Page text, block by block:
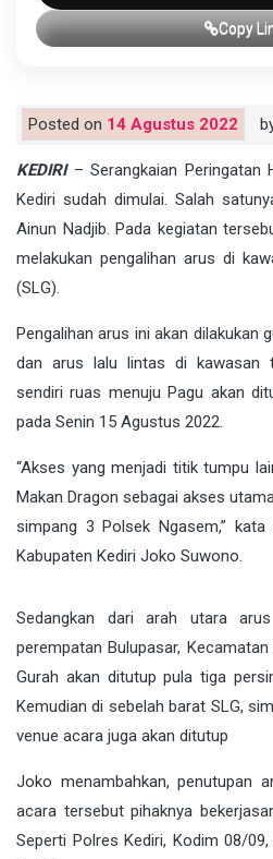
Copy
Posted on 14 Agustus 2022
KEDIRI– Serangkaian Peringatan
Kediri sudah dimulai. Salah
Ainun Nadjib. Pada kegiatan
melakukan pengalihan arus di
(SLG).
Pengalihan arus ini akan dilakukan
dan arus lalu lintas di kawasan
sendiri ruas menuju Pagu akan
pada Senin 15 Agustus 2022.
“Akses yang menjadi titik tumpu
Makan Dragon sebagai akses
simpang 3 Polsek Ngasem,” kata
Kabupaten Kediri Joko Suwono.
Sedangkan dari arah utara
perempatan Bulupasar,
Gurah akan ditutup pula tiga
Kemudian di sebelah barat SLG,
venue acara juga akan ditutup
Joko menambahkan, penutupan
acara tersebut pihaknya
Seperti Polres Kediri, Kodim 08/